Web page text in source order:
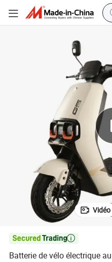
Vidéo

Batterie de vélo électrique